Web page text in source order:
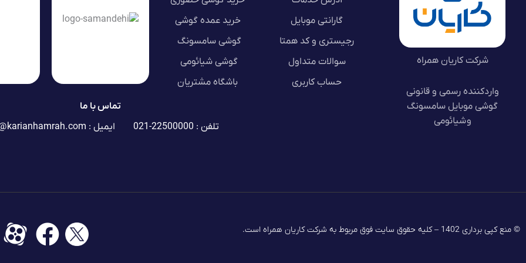
شرکت کاریان همراه
واردکننده رسمی و قانونی
گوشی موبایل سامسونگ
و شیائومی
گارانتی موبایل
رجیستری و کد همتا
سوالات متداول
حساب کاربری
خرید عمده گوشی
گوشی سامسونگ
گوشی شیائومی
باشگاه مشتریان
تماس با ما
تلفن : 22500000-021
ایمیل :
© منع کپی برداری 1402 – کلیه حقوق سایت فوق مربوط به شرکت کاریان همراه است.